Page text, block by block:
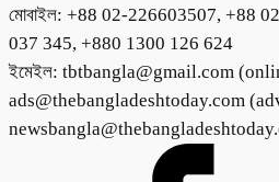
মোবাইল: +88 02-226603507, +88
037 345, +880 1300 126 624
ইমেইল: tbtbangla@gmail.com
ads@thebangladeshtoday.com